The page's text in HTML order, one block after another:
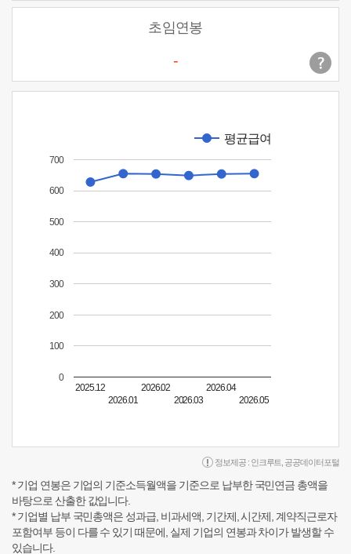
초임연봉
-
평균급여
2025.12
2026.01
2026.02
2026.03
2026.04
2026.05
0
100
200
300
400
500
600
700
정보제공 : 인크루트 공공데이터포털
* 기업 연봉은 기업의 기준소득월액을 기준으로 납부한 국민연금 총액을
바탕으로 산출한 값입니다.
* 기업별 납부 국민총액은 성과급, 비과세액, 기간제, 시간제, 계약직근로자
포함여부 등이 다를 수 있기 때문에, 실제 기업의 연봉과 차이가 발생할 수
있습니다.